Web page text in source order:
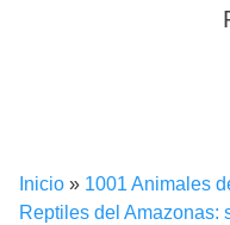
Inicio » 1001 Animales
Reptiles del Amazonas: